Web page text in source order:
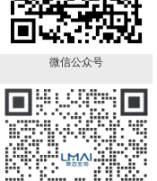
微信公众号
DNA抽提试剂＝
25:24:1（PH>7.8）